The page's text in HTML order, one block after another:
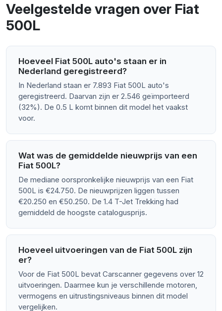
Veelgestelde vragen over Fiat
500L
Hoeveel Fiat 500L auto's staan er in
Nederland geregistreerd?
In Nederland staan er 7.893 Fiat 500L auto's
geregistreerd. Daarvan zijn er 2.546 geïmporteerd
(32%). De 0.5 L komt binnen dit model het vaakst
voor.
Wat was de gemiddelde nieuwprijs van een
Fiat 500L?
De mediane oorspronkelijke nieuwprijs van een Fiat
500L is €24.750. De nieuwprijzen liggen tussen
€20.250 en €50.250. De 1.4 T-Jet Trekking had
gemiddeld de hoogste catalogusprijs.
Hoeveel uitvoeringen van de Fiat 500L zijn
er?
Voor de Fiat 500L bevat Carscanner gegevens over 12
uitvoeringen. Daarmee kun je verschillende motoren,
vermogens en uitrustingsniveaus binnen dit model
vergelijken.